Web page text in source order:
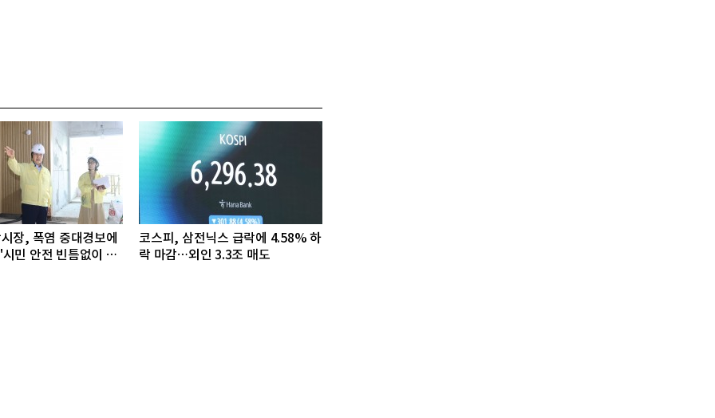
장, 폭염 중대경보에
민 안전 빈틈없이 챙
코스피, 삼전닉스 급락에 4.58% 하
락 마감…외인 3.3조 매도